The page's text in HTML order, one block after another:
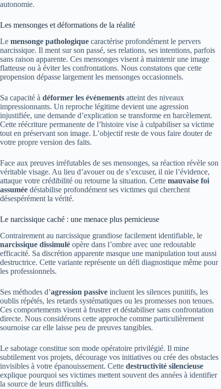
autonomie.
Les mensonges et déformations de la réalité
Le mensonge pathologique caractérise profondément le pervers
narcissique. Il ment sur son passé, ses relations, ses intentions, parfois
sans raison apparente. Ces mensonges visent à maintenir une image
flatteuse ou à éviter les confrontations. Nous constatons que cette
propension dépasse largement les mensonges occasionnels.
Sa capacité à déformer les événements atteint des niveaux
impressionnants. Un reproche légitime devient une agression
injustifiée, une demande d’explication se transforme en harcèlement.
Cette réécriture permanente de l’histoire vise à culpabiliser sa victime
tout en préservant son image. L’objectif reste de vous faire douter de
votre propre version des faits.
Face aux preuves irréfutables de ses mensonges, sa réaction révèle son
véritable visage. Au lieu d’avouer ou de s’excuser, il nie l’évidence,
attaque votre crédibilité ou retourne la situation. Cette mauvaise foi
assumée déstabilise profondément ses victimes qui cherchent
désespérément la vérité.
Le narcissique caché : une menace plus pernicieuse
Contrairement au narcissique grandiose facilement identifiable, le
narcissique dissimulé opère dans l’ombre avec une redoutable
efficacité. Sa discrétion apparente masque une manipulation tout aussi
destructrice. Cette variante représente un défi diagnostique même pour
les professionnels.
Ses méthodes d’agression passive incluent les silences punitifs, les
oublis répétés, les retards systématiques ou les promesses non tenues.
Ces comportements visent à frustrer et déstabiliser sans confrontation
directe. Nous considérons cette approche comme particulièrement
sournoise car elle laisse peu de preuves tangibles.
Le sabotage constitue son mode opératoire privilégié. Il mine
subtilement vos projets, décourage vos initiatives ou crée des obstacles
invisibles à votre épanouissement. Cette destructivité silencieuse
explique pourquoi ses victimes mettent souvent des années à identifier
la source de leurs difficultés.